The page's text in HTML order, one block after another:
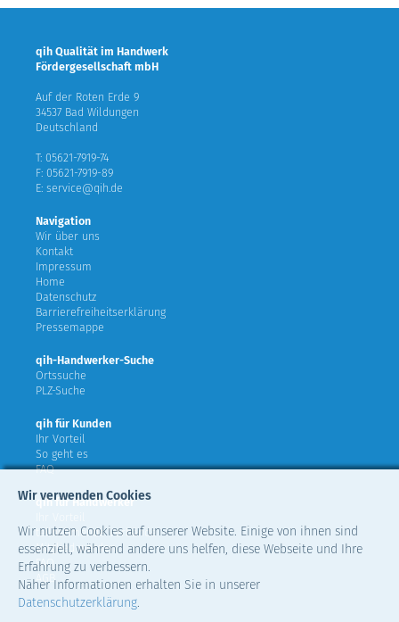
Wir verwenden Cookies
Wir nutzen Cookies auf unserer Website. Einige von ihnen sind
essenziell, während andere uns helfen, diese Webseite und Ihre
Erfahrung zu verbessern.
Näher Informationen erhalten Sie in unserer
Datenschutzerklärung.
qih Qualität im Handwerk
Fördergesellschaft mbH
Auf der Roten Erde 9
34537 Bad Wildungen
Deutschland
T: 05621-7919-74
F: 05621-7919-89
E: service@qih.de
Navigation
Wir über uns
Kontakt
Impressum
Home
Datenschutz
Barrierefreiheitserklärung
Pressemappe
qih-Handwerker-Suche
Ortssuche
PLZ-Suche
qih für Kunden
Ihr Vorteil
So geht es
FAQ
qih für Handwerker
teilnehmende Verbände
Mitglied werden
FAQ
AGB